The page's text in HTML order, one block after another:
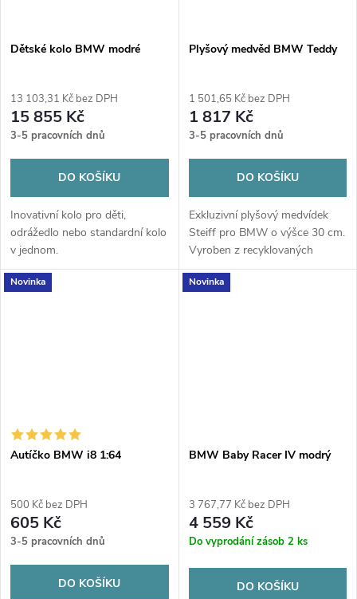
Dětské kolo BMW modré
13 103,31 Kč bez DPH
15 855 Kč
3-5 pracovních dnů
DO KOŠÍKU
Inovativní kolo pro děti,
odrážedlo nebo standardní kolo
v jednom.
Plyšový medvěd BMW Teddy
1 501,65 Kč bez DPH
1 817 Kč
3-5 pracovních dnů
DO KOŠÍKU
Exkluzivní plyšový medvídek
Steiff pro BMW o výšce 30 cm.
Vyroben z recyklovaných
materiálů, s nerezovým
knoflíkem v uchu a bílým
Novinka
Autíčko BMW i8 1:64
500 Kč bez DPH
605 Kč
3-5 pracovních dnů
DO KOŠÍKU
Novinka
BMW Baby Racer IV modrý
3 767,77 Kč bez DPH
4 559 Kč
Do vyprodání zásob 2 ks
DO KOŠÍKU